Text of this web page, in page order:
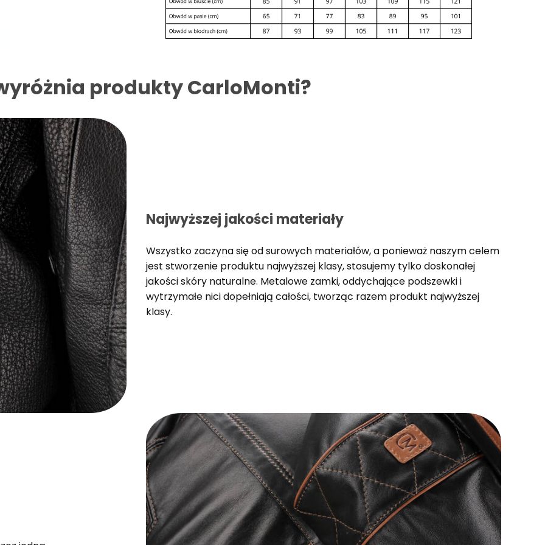
produkty CarloMonti?
Najwyższej jakości materiały
Wszystko zaczyna się od surowych materiałów, a ponieważ naszym celem
jest stworzenie produktu najwyższej klasy, stosujemy tylko doskonałej
jakości skóry naturalne. Metalowe zamki, oddychające podszewki i
wytrzymałe nici dopełniają całości, tworząc razem produkt najwyższej
klasy.